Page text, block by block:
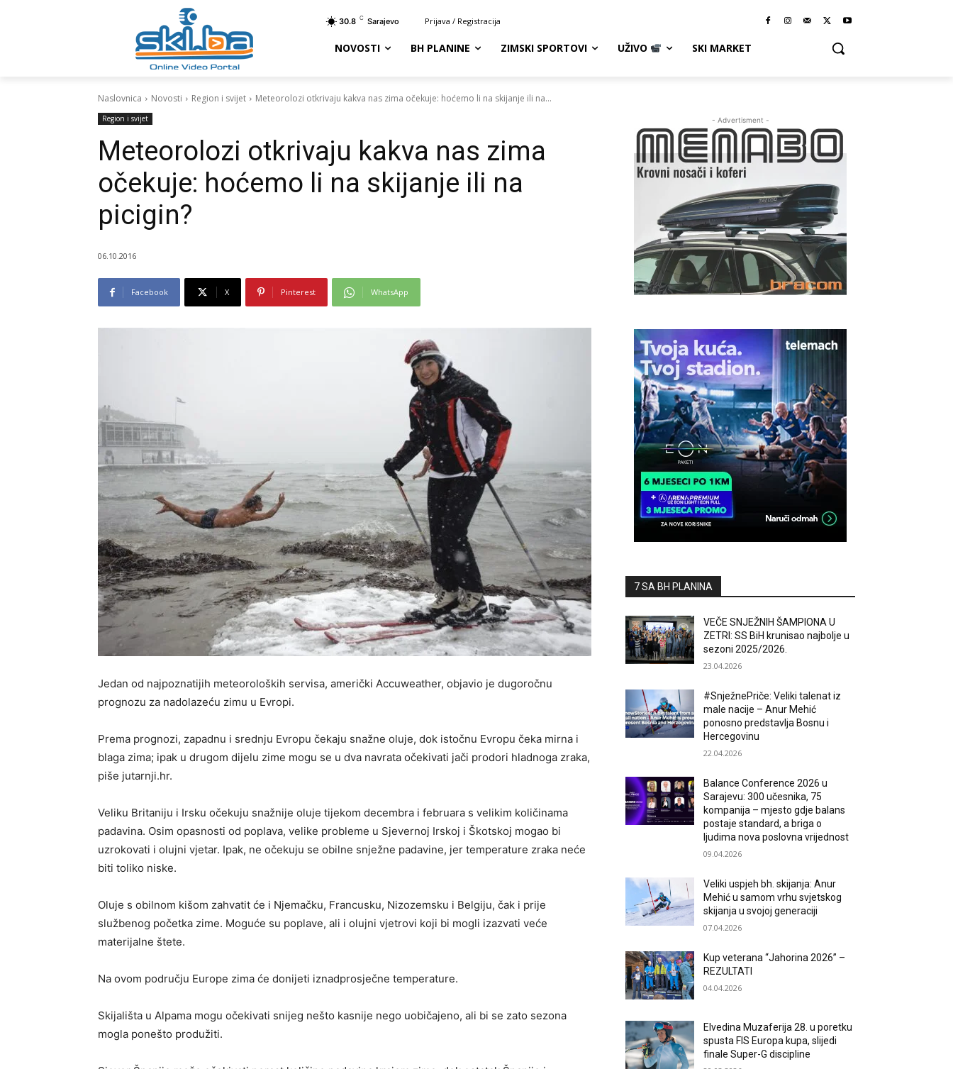
30.8 C Sarajevo Prijava / Registracija
NOVOSTI BH PLANINE ZIMSKI SPORTOVI UŽIVO SKI MARKET
Naslovnica Novosti Region i svijet Meteorolozi otkrivaju kakva nas zima očekuje: hoćemo li na skijanje ili na...
Region i svijet
Meteorolozi otkrivaju kakva nas zima
očekuje: hoćemo li na skijanje ili na
picigin?
06.10.2016
Facebook X Pinterest WhatsApp
Jedan od najpoznatijih meteoroloških servisa, američki Accuweather, objavio je dugoročnu
prognozu za nadolazeću zimu u Evropi.
Prema prognozi, zapadnu i srednju Evropu čekaju snažne oluje, dok istočnu Evropu čeka mirna i
blaga zima; ipak u drugom dijelu zime mogu se u dva navrata očekivati jači prodori hladnoga zraka,
piše jutarnji.hr.
Veliku Britaniju i Irsku očekuju snažnije oluje tijekom decembra i februara s velikim količinama
padavina. Osim opasnosti od poplava, velike probleme u Sjevernoj Irskoj i Škotskoj mogao bi
uzrokovati i olujni vjetar. Ipak, ne očekuju se obilne snježne padavine, jer temperature zraka neće
biti toliko niske.
Oluje s obilnom kišom zahvatit će i Njemačku, Francusku, Nizozemsku i Belgiju, čak i prije
službenog početka zime. Moguće su poplave, ali i olujni vjetrovi koji bi mogli izazvati veće
materijalne štete.
Na ovom području Europe zima će donijeti iznadprosječne temperature.
Skijališta u Alpama mogu očekivati snijeg nešto kasnije nego uobičajeno, ali bi se zato sezona
mogla ponešto produžiti.
- Advertisment -
7 SA BH PLANINA
VEČE SNJEŽNIH ŠAMPIONA U
ZETRI: SS BiH krunisao najbolje u
sezoni 2025/2026.
23.04.2026
#SnježnePriče: Veliki talenat iz
male nacije – Anur Mehić
ponosno predstavlja Bosnu i
Hercegovinu
22.04.2026
Balance Conference 2026 u
Sarajevu: 300 učesnika, 75
kompanija – mjesto gdje balans
postaje standard, a briga o
ljudima nova poslovna vrijednost
09.04.2026
Veliki uspjeh bh. skijanja: Anur
Mehić u samom vrhu svjetskog
skijanja u svojoj generaciji
07.04.2026
Kup veterana “Jahorina 2026” –
REZULTATI
04.04.2026
Elvedina Muzaferija 28. u poretku
spusta FIS Europa kupa, slijedi
finale Super-G discipline